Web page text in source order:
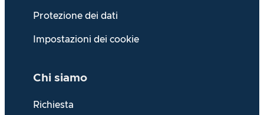
Protezione dei dati
Impostazioni dei cookie
Chi siamo
Richiesta